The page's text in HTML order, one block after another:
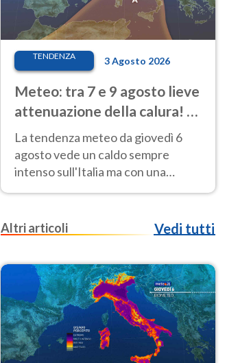
TENDENZA 3 Agosto 2026
Meteo: tra 7 e 9 agosto lieve
attenuazione della calura! Al
Nord rischio temporali
La tendenza meteo da giovedì 6
agosto vede un caldo sempre
intenso sull'Italia ma con una
parziale e lieve attenuazione tra il 7
Altri articoli
Vedi tutti